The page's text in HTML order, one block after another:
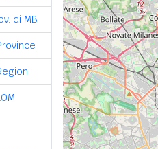
di MB